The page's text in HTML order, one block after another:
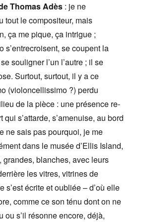
Thomas Adès : je ne
tout le compositeur, mais
ça me pique, ça intrigue ;
s’entrecroisent, se coupent la
souligner l’un l’autre ; il se
Surtout, surtout, il y a ce
(violoncellissimo ?) perdu
de la pièce : une présence re-
s’attarde, s’amenuise, au bord
ne sais pas pourquoi, je me
dans le musée d’Ellis Island,
grandes, blanches, avec leurs
les vitres, vitrines de
s’est écrite et oubliée – d’où elle
comme ce son ténu dont on ne
ou s’il résonne encore, déjà,